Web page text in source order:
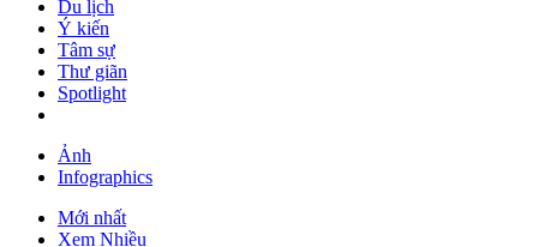
Du lịch
Ý kiến
Tâm sự
Thư giãn
Spotlight
Ảnh
Infographics
Mới nhất
Xem Nhiều